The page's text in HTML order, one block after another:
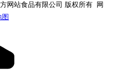
网站食品有限公司 版权所有 网
图